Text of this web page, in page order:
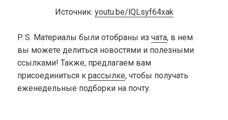
Источник: youtu.be/lQLsyf64xak
P. S. Материалы были отобраны изчата, в нем
вы можете делиться новостями и полезными
ссылками! Также, предлагаем вам
присоединиться крассылке, чтобы получать
еженедельные подборки на почту.